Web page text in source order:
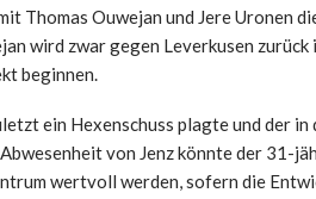
Thomas Ouwejan und Jere Uronen
wird zwar gegen Leverkusen
beginnen.
ein Hexenschuss plagte und der in
von Jenz könnte der 31-
wertvoll werden, sofern die